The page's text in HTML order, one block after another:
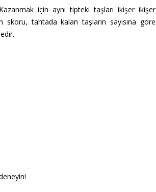
için aynı tipteki taşları ikişer ikişer
skoru, tahtada kalan taşların sayısına göre